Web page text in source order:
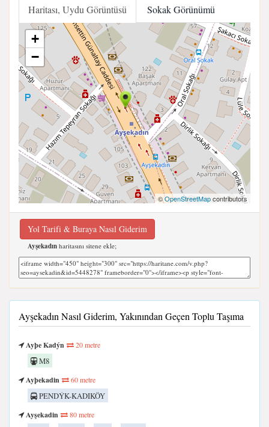
Haritası, Uydu Görüntüsü Sokak Görünümü
+
−
©OpenStreetMapcontributors
Yol Tarifi & Buraya Nasıl Giderim
Ayşekadın haritasını sitene ekle;
Ayşekadın Nasıl Giderim, Yakınından Geçen Toplu Taşıma
Ayþe Kadýn 20 metre
M8
Ayþekadin
60 metre
PENDÝK-KADIKÖY
Ayşekadin
80 metre